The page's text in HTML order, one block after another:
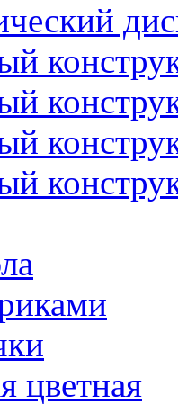
цветная